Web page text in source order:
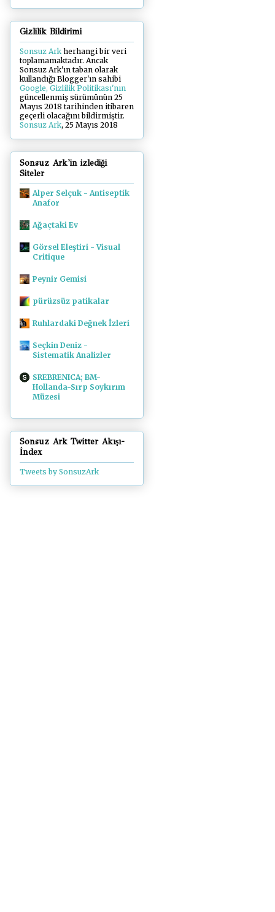
Gizlilik Bildirimi
Sonsuz Arkherhangi bir veri
toplamamaktadır. Ancak
Sonsuz Ark'ın taban olarak
kullandığı Blogger'ın sahibi
Google, Gizlilik Politikası'nın
güncellenmiş sürümünün 25
Mayıs 2018 tarihinden itibaren
geçerli olacağını bildirmiştir.
Sonsuz Ark, 25 Mayıs 2018
Sonsuz Ark'in izlediği
Siteler
Alper Selçuk - Antiseptik
Anafor
Ağaçtaki Ev
Görsel Eleştiri - Visual
Critique
Peynir Gemisi
pürüzsüz patikalar
Ruhlardaki Değnek İzleri
Seçkin Deniz -
Sistematik Analizler
SREBRENICA; BM-
Hollanda-Sırp Soykırım
Müzesi
Sonsuz Ark Twitter Akışı-
İndex
Tweets by SonsuzArk